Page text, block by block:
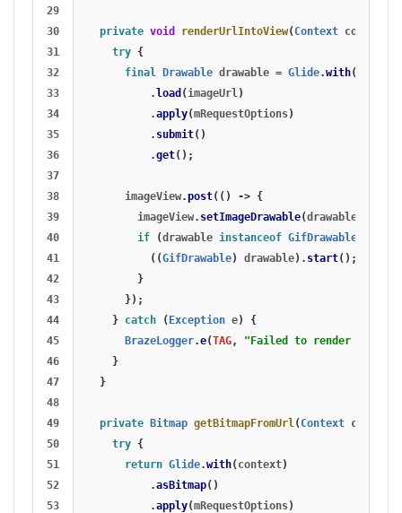
29
30
31
32
33
34
35
36
37
38
39
40
41
42
43
44
45
46
47
48
49
50
51
52
53
private void renderUrlIntoView(Context context
try {
final
Drawable drawable = Glide.with(
.load (imageUrl )
.apply(mRequestOptions)
. submit()
.get();
imageView.post(() -> {
imageView. setImageDrawable(drawable
if
(drawable instanceof GifDrawable
((GifDrawable) drawable). start();
}
});
} catch (Exception e)
{
BrazeLogger.e(TAG,
"Failed to render URL
}
}
private Bitmap getBitmapFromUrl (Context context
try {
return Glide.with(context)
.asBitmap()
.apply(mRequestOptions)